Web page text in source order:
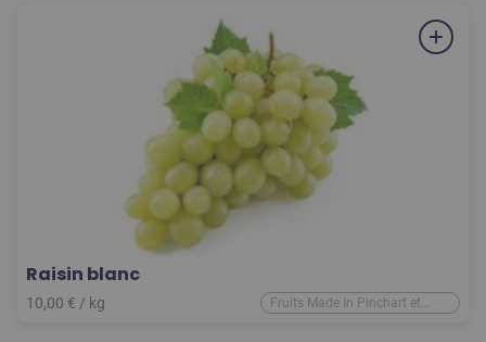
Raisin blanc
10,00 € / kg
Fruits Made In Pinchart et
d'ailleurs